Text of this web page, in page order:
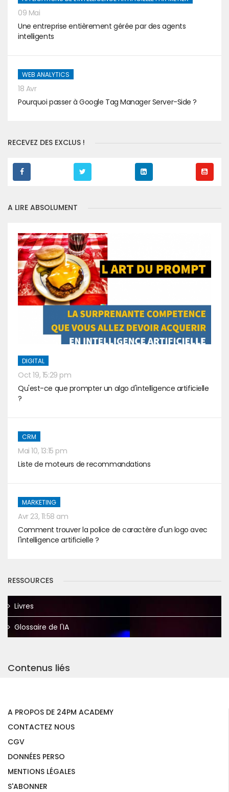
09 Mai
Une entreprise entièrement gérée par des agents
intelligents
WEB ANALYTICS
18 Avr
Pourquoi passer à Google Tag Manager Server-Side ?
RECEVEZ DES EXCLUS !
A LIRE ABSOLUMENT
DIGITAL
Oct 19, 15:29 pm
Qu'est-ce que prompter un algo d'intelligence artificielle
?
CRM
Mai 10, 13:15 pm
Liste de moteurs de recommandations
MARKETING
Avr 23, 11:58 am
Comment trouver la police de caractère d'un logo avec
l'intelligence artificielle ?
RESSOURCES
Livres
Glossaire de l'IA
Contenus liés
A PROPOS DE 24PM ACADEMY
CONTACTEZ NOUS
CGV
DONNÉES PERSO
MENTIONS LÉGALES
S'ABONNER